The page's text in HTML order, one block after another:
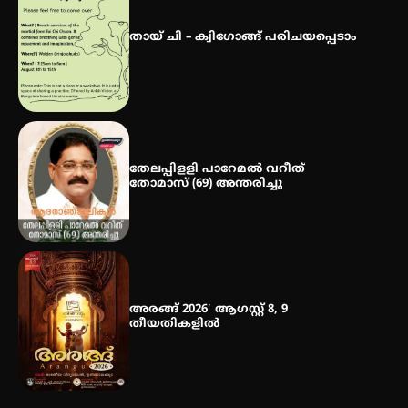
സ്വദേശി ആതിര എം കെ യുടെ
തായ് ചി – ക്വിഗോങ്ങ് പരിചയപ്പെടാം
തേലപ്പിളളി പാറേമൽ വറീത്
തോമാസ് (69) അന്തരിച്ചു
അരങ്ങ് 2026′ ആഗസ്റ്റ് 8, 9
തീയതികളിൽ